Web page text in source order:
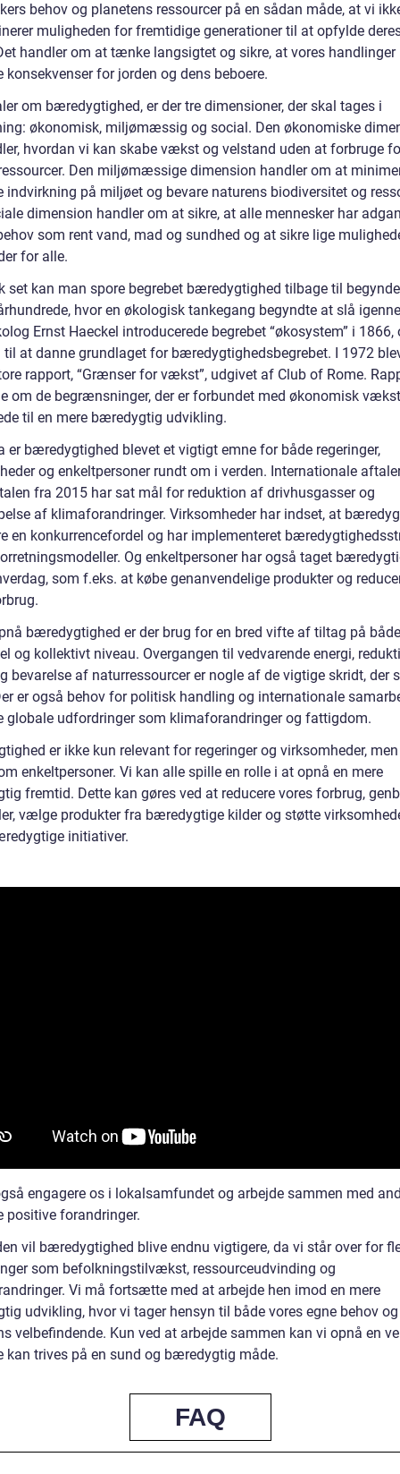
behov og planetens ressourcer på en sådan måde, at vi
muligheden for fremtidige generationer til at opfylde
handler om at tænke langsigtet og sikre, at vores handlinger
konsekvenser for jorden og dens beboere.
om bæredygtighed, er der tre dimensioner, der skal tages i
økonomisk, miljømæssig og social. Den økonomiske
hvordan vi kan skabe vækst og velstand uden at forbruge
Den miljømæssige dimension handler om at
indvirkning på miljøet og bevare naturens biodiversitet og
dimension handler om at sikre, at alle mennesker har
som rent vand, mad og sundhed og at sikre lige
for alle.
set kan man spore begrebet bæredygtighed tilbage til
hvor en økologisk tankegang begyndte at slå
Ernst Haeckel introducerede begrebet “økosystem” i 1866,
til at danne grundlaget for bæredygtighedsbegrebet. I 1972
rapport, “Grænser for vækst”, udgivet af Club of Rome.
om de begrænsninger, der er forbundet med økonomisk
til en mere bæredygtig udvikling.
er bæredygtighed blevet et vigtigt emne for både regeringer,
og enkeltpersoner rundt om i verden. Internationale
fra 2015 har sat mål for reduktion af drivhusgasser og
af klimaforandringer. Virksomheder har indset, at
en konkurrencefordel og har implementeret
Og enkeltpersoner har også taget
som f.eks. at købe genanvendelige produkter og
bæredygtighed er der brug for en bred vifte af tiltag på både
og kollektivt niveau. Overgangen til vedvarende energi,
bevarelse af naturressourcer er nogle af de vigtige skridt, der
er også behov for politisk handling og internationale
globale udfordringer som klimaforandringer og fattigdom.
er ikke kun relevant for regeringer og virksomheder,
enkeltpersoner. Vi kan alle spille en rolle i at opnå en mere
fremtid. Dette kan gøres ved at reducere vores forbrug,
vælge produkter fra bæredygtige kilder og støtte
initiativer.
engagere os i lokalsamfundet og arbejde sammen med
positive forandringer.
vil bæredygtighed blive endnu vigtigere, da vi står over for
som befolkningstilvækst, ressourceudvinding og
Vi må fortsætte med at arbejde hen imod en mere
udvikling, hvor vi tager hensyn til både vores egne behov og
velbefindende. Kun ved at arbejde sammen kan vi opnå en
kan trives på en sund og bæredygtig måde.
FAQ